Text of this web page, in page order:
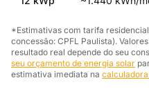
*Estimativas com tarifa
concessão: CPFL Paulista).
resultado real depende do seu
seu orçamento de energia solar
estimativa imediata na